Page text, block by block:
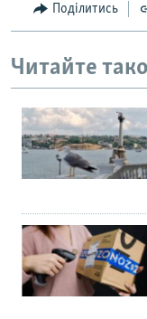
Поділитись
Читайте